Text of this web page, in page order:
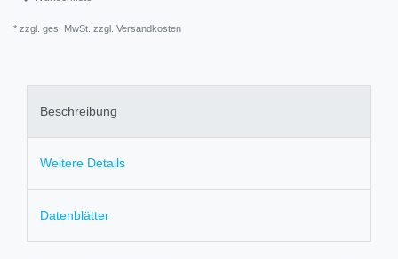
* zzgl. ges. MwSt. zzgl. Versandkosten
Beschreibung
Weitere Details
Datenblätter